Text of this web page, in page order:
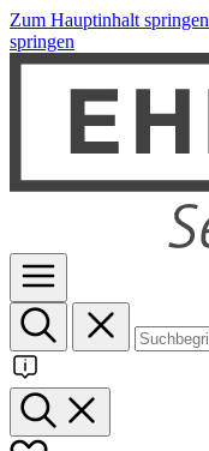
Zum Hauptinhalt springen
springen